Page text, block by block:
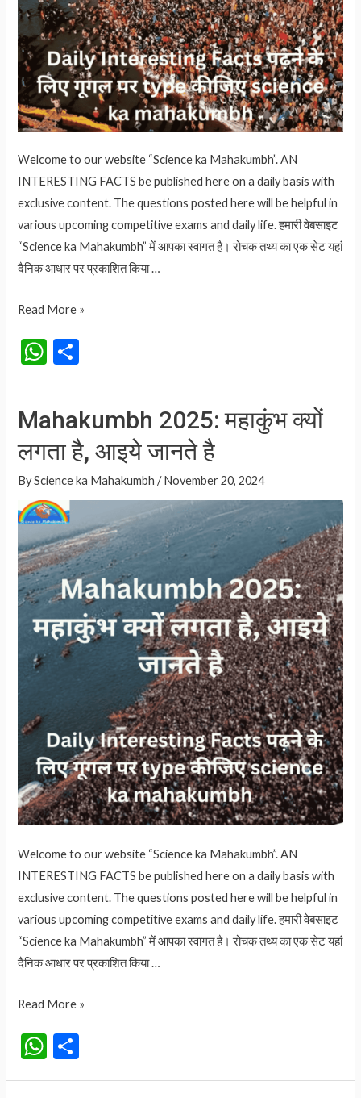
Welcome to our website “Science ka Mahakumbh”. AN
INTERESTING FACTS be published here on a daily basis with
exclusive content. The questions posted here will be helpful in
various upcoming competitive exams and daily life. हमारी वेबसाइट
“Science ka Mahakumbh” में आपका स्वागत है। रोचक तथ्य का एक सेट यहां
दैनिक आधार पर प्रकाशित किया …
Mahakumbh
महाकुंभ
मे
है,
आइये
जानते
है
Read More »
W
h
at
s
A
p
p
h
ar
e
Mahakumbh 2025: महाकुंभ क्यों
लगता है, आइये जानते है
ByScience ka Mahakumbh /November 20, 2024
Welcome to our website “Science ka Mahakumbh”. AN
INTERESTING FACTS be published here on a daily basis with
exclusive content. The questions posted here will be helpful in
various upcoming competitive exams and daily life. हमारी वेबसाइट
“Science ka Mahakumbh” में आपका स्वागत है। रोचक तथ्य का एक सेट यहां
दैनिक आधार पर प्रकाशित किया …
Mahakumbh
महाकुंभ
Read More »
W
h h